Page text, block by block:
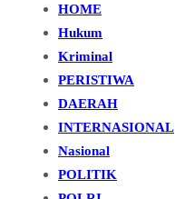
HOME
Hukum
Kriminal
PERISTIWA
DAERAH
INTERNASIONAL
Nasional
POLITIK